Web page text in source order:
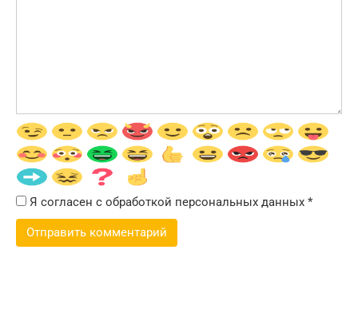
Я согласен с обработкой персональных данных *